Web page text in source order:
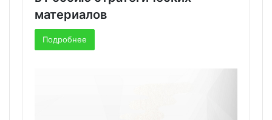
материалов
Подробнее